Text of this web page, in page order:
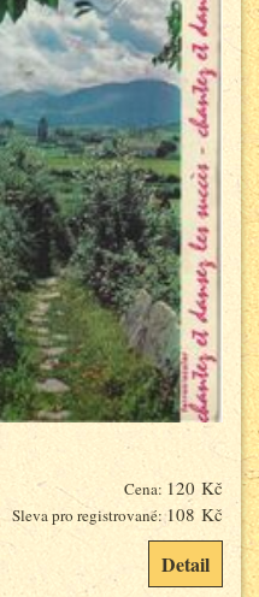
Cena: 120 Kč
Sleva pro registrované:108 Kč
Detail